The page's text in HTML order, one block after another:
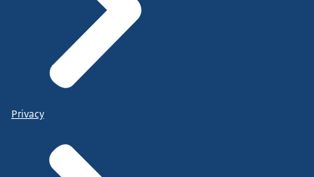
Privacy